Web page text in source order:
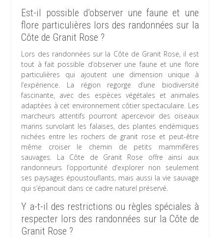
Est-il possible d’observer une faune et une
flore particulières lors des randonnées sur la
Côte de Granit Rose ?
Lors des randonnées sur la Côte de Granit Rose, il est
tout à fait possible d’observer une faune et une flore
particulières qui ajoutent une dimension unique à
l’expérience. La région regorge d’une biodiversité
fascinante, avec des espèces végétales et animales
adaptées à cet environnement côtier spectaculaire. Les
marcheurs attentifs pourront apercevoir des oiseaux
marins survolant les falaises, des plantes endémiques
nichées entre les rochers de granit rose et peut-être
même croiser le chemin de petits mammifères
sauvages. La Côte de Granit Rose offre ainsi aux
randonneurs l’opportunité d’explorer non seulement
ses paysages époustouflants, mais aussi la vie sauvage
qui s’épanouit dans ce cadre naturel préservé.
Y a-t-il des restrictions ou règles spéciales à
respecter lors des randonnées sur la Côte de
Granit Rose ?